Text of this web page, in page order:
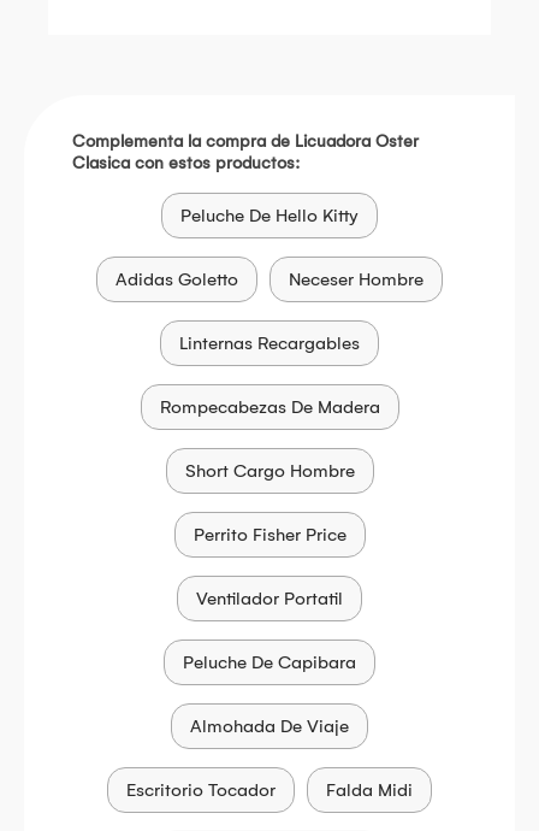
Complementa la compra de Licuadora Oster
Clasica con estos productos:
Peluche De Hello Kitty
Adidas Goletto Neceser Hombre
Linternas Recargables
Rompecabezas De Madera
Short Cargo Hombre
Perrito Fisher Price
Ventilador Portatil
Peluche De Capibara
Almohada De Viaje
Escritorio Tocador Falda Midi